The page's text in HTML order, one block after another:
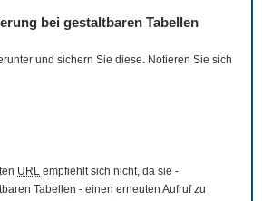
bei gestaltbaren Tabellen
und sichern Sie diese. Notieren Sie sich
URL empfiehlt sich nicht, da sie -
Tabellen - einen erneuten Aufruf zu